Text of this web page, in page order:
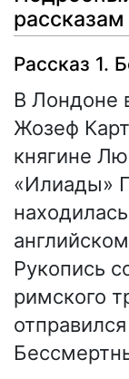
рассказам
Рассказ 1.
В Лондоне
Жозеф
княгине
«Илиады»
Рукопись
римского